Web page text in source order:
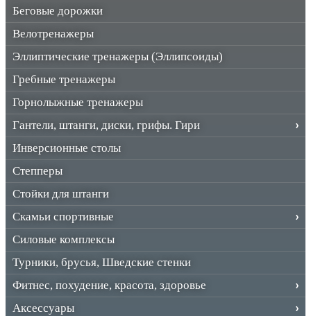
Беговые дорожки
Велотренажеры
Эллиптические тренажеры (Эллипсоиды)
Гребные тренажеры
Горнолыжные тренажеры
Гантели, штанги, диски, грифы. Гири
Инверсионные столы
Степперы
Стойки для штанги
Скамьи спортивные
Силовые комплексы
Турники, брусья, Шведские стенки
Фитнес, похудение, красота, здоровье
Аксессуары